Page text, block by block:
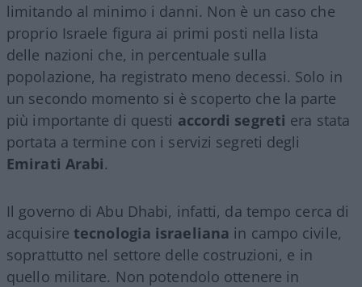
limitando al minimo i danni. Non è un caso che
proprio Israele figura ai primi posti nella lista
delle nazioni che, in percentuale sulla
popolazione, ha registrato meno decessi. Solo in
un secondo momento si è scoperto che la parte
più importante di questi accordi segreti era stata
portata a termine con i servizi segreti degli
Emirati Arabi.
Il governo di Abu Dhabi, infatti, da tempo cerca di
acquisire tecnologia israeliana in campo civile,
soprattutto nel settore delle costruzioni, e in
quello militare. Non potendolo ottenere in